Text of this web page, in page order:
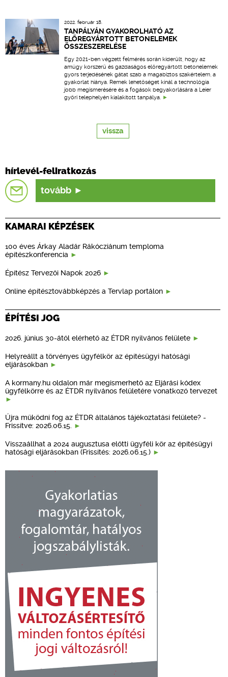
2022. február 18.
TANPÁLYÁN GYAKOROLHATÓ AZ
ELŐREGYÁRTOTT BETONELEMEK
ÖSSZESZERELÉSE
Egy 2021-ben végzett felmérés során kiderült, hogy az
amúgy korszerű és gazdaságos előregyártott betonelemek
gyors terjedésének gátat szab a magabiztos szakértelem, a
gyakorlat hiánya. Remek lehetőséget kínál a technológia
jobb megismerésére és a fogások begyakorlására a Leier
győri telephelyén kialakított tanpálya.
vissza
hírlevél-feliratkozás
tovább
KAMARAI KÉPZÉSEK
100 éves Árkay Aladár Rákócziánum temploma
építészkonferencia
Építész Tervezői Napok 2026
Online építésztovábbképzés a Tervlap portálon
ÉPÍTÉSI JOG
2026. június 30-ától elérhető az ÉTDR nyilvános felülete
Helyreállt a törvényes ügyfélkör az építésügyi hatósági
eljárásokban
A kormany.hu oldalon már megismerhető az Eljárási kódex
ügyfélkörre és az ÉTDR nyilvános felületére vonatkozó tervezet
Újra működni fog az ÉTDR általános tájékoztatási felülete? -
Frissítve: 2026.06.15.
Visszaállhat a 2024 augusztusa előtti ügyféli kör az építésügyi
hatósági eljárásokban (Frissítés: 2026.06.15.)